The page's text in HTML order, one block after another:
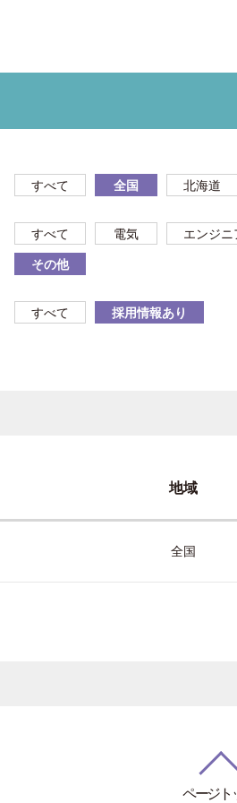
すべて 全国 北海道
すべて 電気 エンジニ
その他
すべて 採用情報あり
地域
全国
ページト